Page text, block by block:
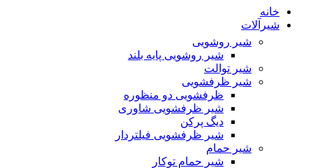
خانه
شیرآلات
شیر روشویی
شیر روشویی پایه بلند
شیر توالت
شیر ظرفشویی
ظرفشویی دو منظوره
شیر ظرفشویی شاوری
دیگ پرکن
شیر ظرفشویی فیلتردار
شیر حمام
شیر حمام توکار